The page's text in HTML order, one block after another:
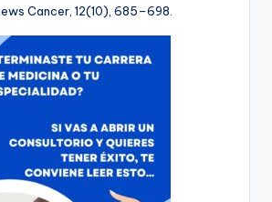
Cancer, 12(10), 685–698.